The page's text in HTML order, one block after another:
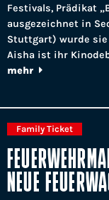
Festivals, Prädikat
ausgezeichnet in
Stuttgart) wurde
Aisha ist ihr
mehr
Family Ticket
NEUE